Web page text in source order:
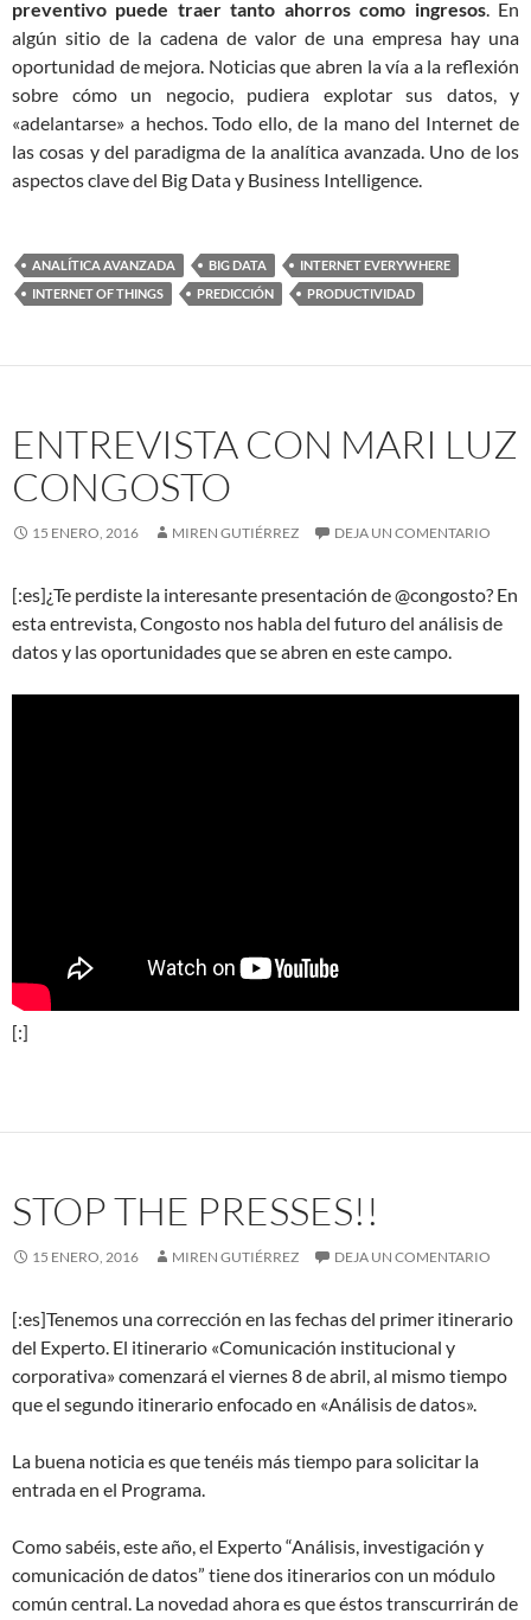
preventivo puede traer tanto ahorros como ingresos. En
algún sitio de la cadena de valor de una empresa hay una
oportunidad de mejora. Noticias que abren la vía a la reflexión
sobre cómo un negocio, pudiera explotar sus datos, y
«adelantarse» a hechos. Todo ello, de la mano del Internet de
las cosas y del paradigma de la analítica avanzada. Uno de los
aspectos clave del Big Data y Business Intelligence.
ANALÍTICA AVANZADA BIG DATA
INTERNET EVERYWHERE
INTERNET OF THINGS
PREDICCIÓN PRODUCTIVIDAD
ENTREVISTA CON MARI LUZ
CONGOSTO
15 ENERO, 2016 MIREN GUTIÉRREZ DEJA UN COMENTARIO
[:es]¿Te perdiste la interesante presentación de @congosto? En
esta entrevista, Congosto nos habla del futuro del análisis de
datos y las oportunidades que se abren en este campo.
[:]
STOP THE PRESSES!!
15 ENERO, 2016 MIREN GUTIÉRREZ DEJA UN COMENTARIO
[:es]Tenemos una corrección en las fechas del primer itinerario
del Experto. El itinerario «Comunicación institucional y
corporativa» comenzará el viernes 8 de abril, al mismo tiempo
que el segundo itinerario enfocado en «Análisis de datos».
La buena noticia es que tenéis más tiempo para solicitar la
entrada en el Programa.
Como sabéis, este año, el Experto “Análisis, investigación y
comunicación de datos” tiene dos itinerarios con un módulo
común central. La novedad ahora es que éstos transcurrirán de